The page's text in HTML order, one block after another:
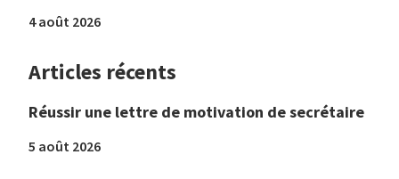
4 août 2026
Articles récents
Réussir une lettre de motivation de secrétaire
5 août 2026